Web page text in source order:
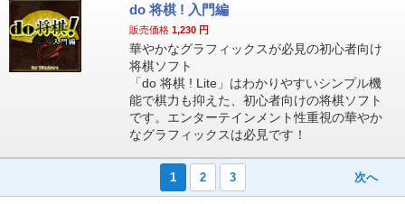
do 将棋 ! 入門編
販売価格 1,230 円
華やかなグラフィックスが必見の初心者向け
将棋ソフト
「do 将棋 ! Lite」はわかりやすいシンプル機
能で棋力も抑えた、初心者向けの将棋ソフト
です。エンターテインメント性重視の華やか
なグラフィックスは必見です！
1 2 3 次へ